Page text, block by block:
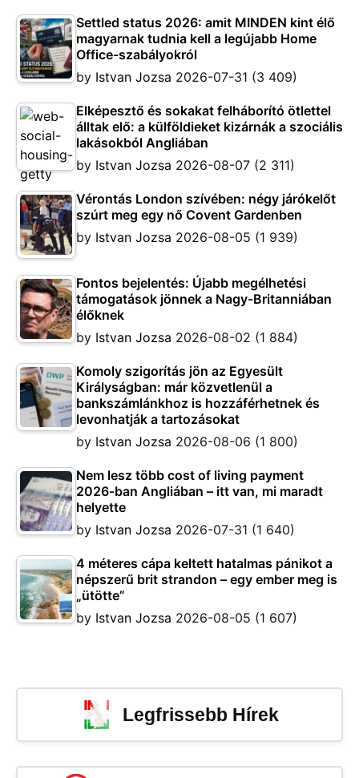
Settled status 2026: amit MINDEN kint élő
magyarnak tudnia kell a legújabb Home
Office-szabályokról
by Istvan Jozsa 2026-07-31 (3 409)
Elképesztő és sokakat felháborító ötlettel
álltak elő: a külföldieket kizárnák a szociális
lakásokból Angliában
by Istvan Jozsa 2026-08-07 (2 311)
Vérontás London szívében: négy járókelőt
szúrt meg egy nő Covent Gardenben
by Istvan Jozsa 2026-08-05 (1 939)
Fontos bejelentés: Újabb megélhetési
támogatások jönnek a Nagy-Britanniában
élőknek
by Istvan Jozsa 2026-08-02 (1 884)
Komoly szigorítás jön az Egyesült
Királyságban: már közvetlenül a
bankszámlánkhoz is hozzáférhetnek és
levonhatják a tartozásokat
by Istvan Jozsa 2026-08-06 (1 800)
Nem lesz több cost of living payment
2026-ban Angliában – itt van, mi maradt
helyette
by Istvan Jozsa 2026-07-31 (1 640)
4 méteres cápa keltett hatalmas pánikot a
népszerű brit strandon – egy ember meg is
„ütötte”
by Istvan Jozsa 2026-08-05 (1 607)
Legfrissebb Hírek